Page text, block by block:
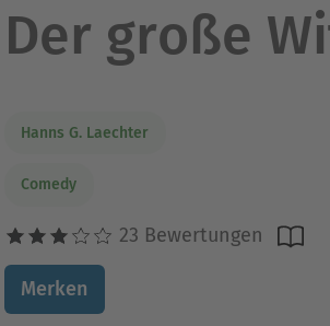
Der große
Hanns G. Laechter
Comedy
23 Bewertungen
Merken